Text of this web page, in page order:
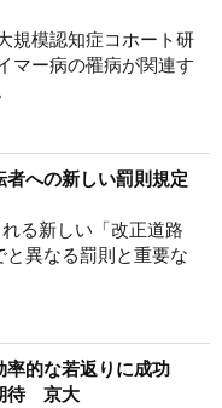
規模認知症コホート研
マー病の罹病が関連す
への新しい罰則規定
る新しい「改正道路
異なる罰則と重要な
率的な若返りに成功
待 京大